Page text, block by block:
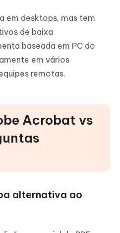
em desktops, mas tem
de baixa
baseada em PC do
em vários
remotas.
Acrobat vs
alternativa ao